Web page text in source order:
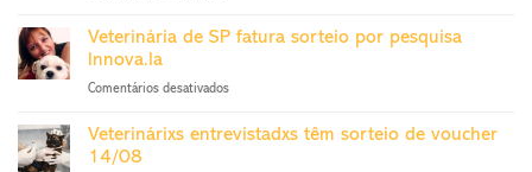
Pragas
O
Trabalho
voucher
Veterinária de SP fatura sorteio por pesquisa
Innova.la
Comentários desativadosem
Veterinárixs entrevistadxs têm sorteio de voucher
14/08